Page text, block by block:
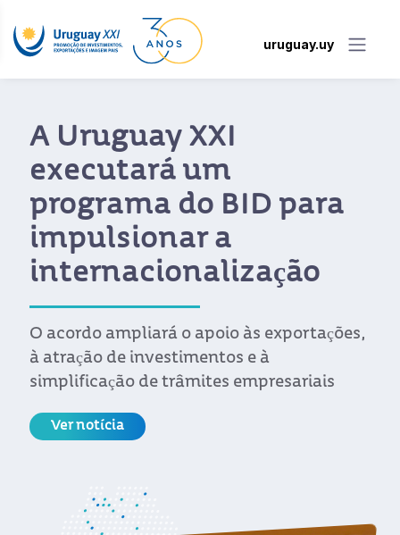
uruguay.uy
Novo portal facilita o
acesso das empresas
uruguaias aos
benefícios do acordo
entre a União Europeia
e o Mercosul
Desenvolvido pela Uruguay XXI, o portal
permite consultar tarifas, regras de
origem, cotas e requisitos para exportar
para a União Europeia